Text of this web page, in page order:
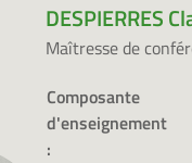
DESPIERRES
Maîtresse de
Composante
d'enseignement
: